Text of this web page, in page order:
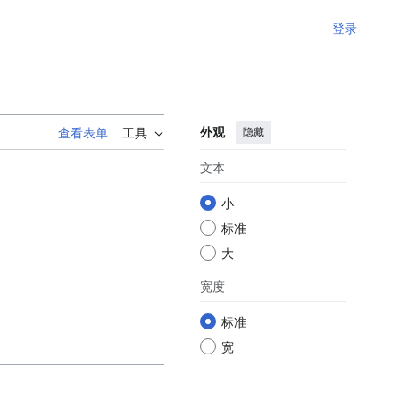
登录
查看表单 工具 外观 隐藏
文本
小
标准
大
宽度
标准
宽